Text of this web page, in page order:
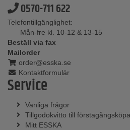
0570-711 622
Telefontillgänglighet:
Mån-fre kl. 10-12 & 13-15
Beställ via fax
Mailorder
order@esska.se
Kontaktformulär
Service
Vanliga frågor
Tillgodokvitto till
Mitt ESSKA